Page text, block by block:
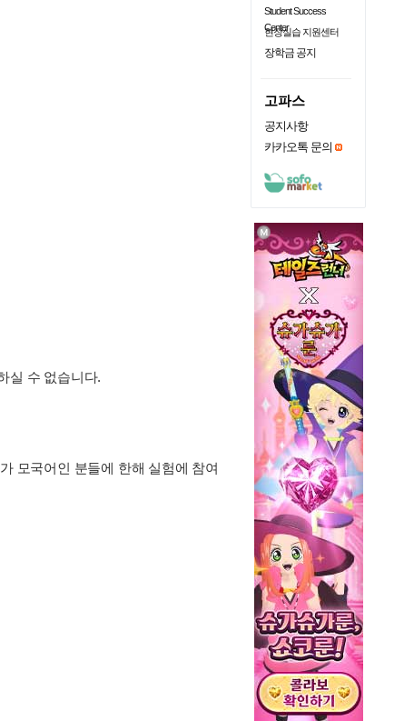
실 수 없습니다.
모국어인 분들에 한해 실험에 참여
Student Success
Center
현장실습 지원센터
장학금 공지
고파스
공지사항
카카오톡 문의